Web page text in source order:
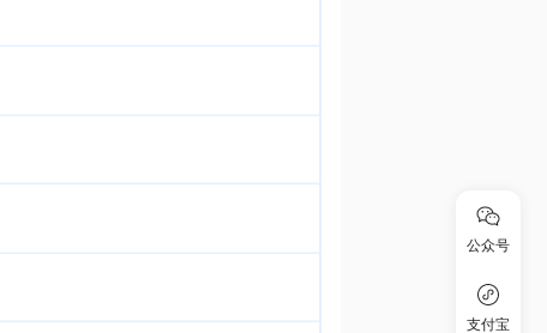
公众号
支付宝